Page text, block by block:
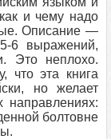
и чему надо
Описание —
6 выражений,
Это неплохо.
что эта книга
но желает
направлениях:
болтовне